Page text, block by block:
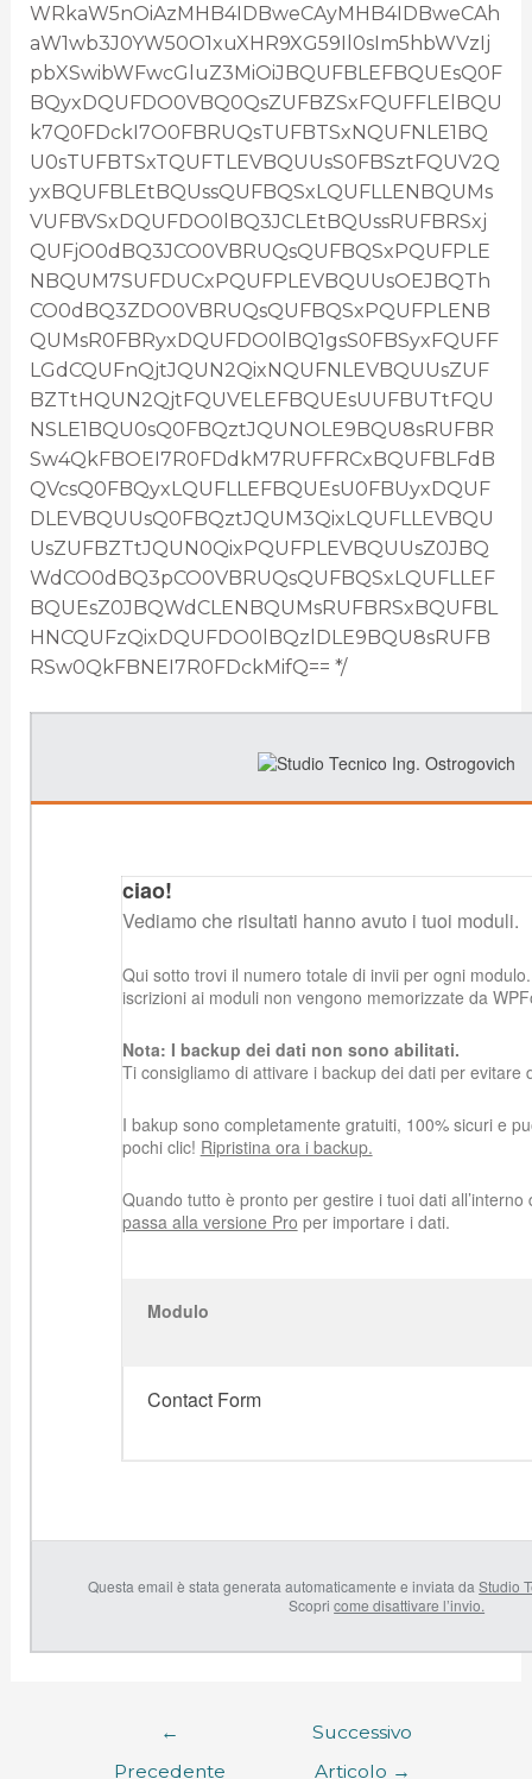
WRkaW5nOiAzMHB4IDBweCAyMHB4IDBweCAh
aW1wb3J0YW50O1xuXHR9XG59Il0sIm5hbWVzIj
pbXSwibWFwcGluZ3MiOiJBQUFBLEFBQUEsQ0F
BQyxDQUFDO0VBQ0QsZUFBZSxFQUFFLElBQU
k7Q0FDckI7O0FBRUQsTUFBTSxNQUFNLE1BQ
U0sTUFBTSxTQUFTLEVBQUUsS0FBSztFQUV2Q
yxBQUFBLEtBQUssQUFBQSxLQUFLLENBQUMs
VUFBVSxDQUFDO0lBQ3JCLEtBQUssRUFBRSxj
QUFjO0dBQ3JCO0VBRUQsQUFBQSxPQUFPLE
NBQUM7SUFDUCxPQUFPLEVBQUUsOEJBQTh
CO0dBQ3ZDO0VBRUQsQUFBQSxPQUFPLENB
QUMsR0FBRyxDQUFDO0lBQ1gsS0FBSyxFQUFF
LGdCQUFnQjtJQUN2QixNQUFNLEVBQUUsZUF
BZTtHQUN2QjtFQUVELEFBQUEsUUFBUTtFQU
NSLE1BQU0sQ0FBQztJQUNOLE9BQU8sRUFBR
Sw4QkFBOEI7R0FDdkM7RUFFRCxBQUFBLFdB
QVcsQ0FBQyxLQUFLLEFBQUEsU0FBUyxDQUF
DLEVBQUUsQ0FBQztJQUM3QixLQUFLLEVBQU
UsZUFBZTtJQUN0QixPQUFPLEVBQUUsZ0JBQ
WdCO0dBQ3pCO0VBRUQsQUFBQSxLQUFLLEF
BQUEsZ0JBQWdCLENBQUMsRUFBRSxBQUFBL
HNCQUFzQixDQUFDO0lBQzlDLE9BQU8sRUFB
RSw0QkFBNEI7R0FDckMifQ== */
ciao!
Vediamo che risultati hanno avuto i tuoi moduli.
Qui sotto trovi il numero totale di invii per ogni
iscrizioni ai moduli non vengono memorizzate da
Nota: I backup dei dati non sono abilitati.
Ti consigliamo di attivare i backup dei dati per evitare
I bakup sono completamente gratuiti, 100% sicuri e
pochi clic! Ripristina ora i backup.
Quando tutto è pronto per gestire i tuoi dati all’interno
passa alla versione Pro per importare i dati.
Modulo
Contact Form
Questa email è stata generata automaticamente e inviata daStudio
Scopricome disattivare l’invio.
←
Precedente
Successivo
Articolo →